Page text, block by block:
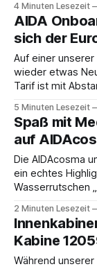
unverkennbar.
ein kleines (oder
4 Minuten Lesezeit
AIDA
sich der
Auf einer unserer
wieder etwas
Tarif ist mit
das fünffache.
bei AIDA
5 Minuten Lesezeit
Spaß mit
auf
Die AIDAcosma
ein echtes
Wasserrutschen
getestet und
Einzelröhrenrutsche 🌊 Die
rutschiges
Laut
2 Minuten Lesezeit
Kabine
Während